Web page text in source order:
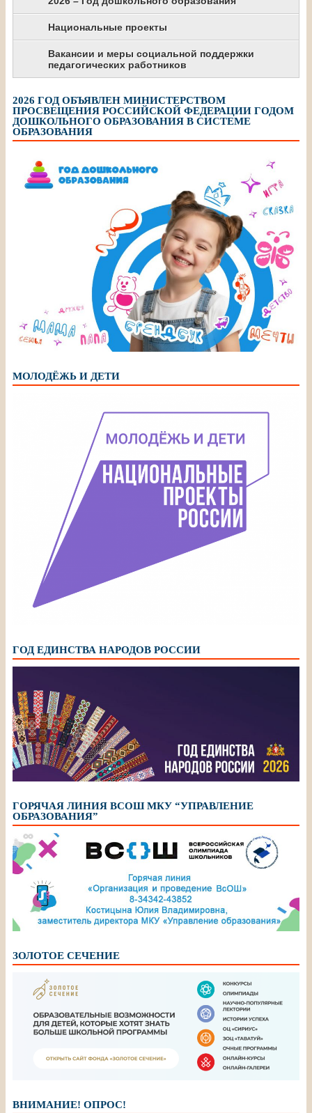
2026 – Год дошкольного образования
Национальные проекты
Вакансии и меры социальной поддержки
педагогических работников
2026 ГОД ОБЪЯВЛЕН МИНИСТЕРСТВОМ
ПРОСВЕЩЕНИЯ РОССИЙСКОЙ ФЕДЕРАЦИИ ГОДОМ
ДОШКОЛЬНОГО ОБРАЗОВАНИЯ В СИСТЕМЕ
ОБРАЗОВАНИЯ
МОЛОДЁЖЬ И ДЕТИ
ГОД ЕДИНСТВА НАРОДОВ РОССИИ
ГОРЯЧАЯ ЛИНИЯ ВСОШ МКУ “УПРАВЛЕНИЕ
ОБРАЗОВАНИЯ”
ЗОЛОТОЕ СЕЧЕНИЕ
ВНИМАНИЕ! ОПРОС!